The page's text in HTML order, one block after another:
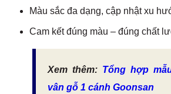
Màu sắc đa dạng, cập nhật xu
Cam kết đúng màu – đúng chất
Xem thêm: Tổng hợp
vân gỗ 1 cánh Goonsan